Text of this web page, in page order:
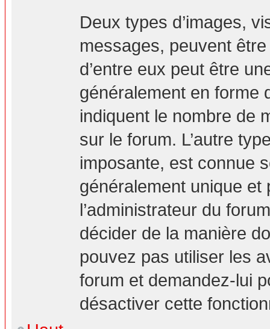
Deux types d’images,
messages, peuvent être
d’entre eux peut être
généralement en forme
indiquent le nombre de
sur le forum. L’autre
imposante, est connue
généralement unique et
l’administrateur du
décider de la manière
pouvez pas utiliser les
forum et demandez-lui
désactiver cette